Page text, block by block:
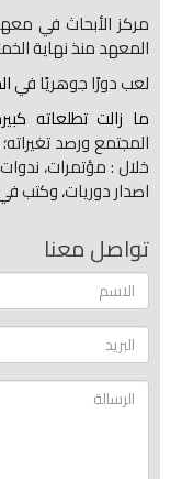
مركز الأبحاث في
المعهد منذ نهاية
لعب دورًا جوهريًا في
ما زالت تطلعاته
المجتمع ورصد
خلال : مؤتمرات،
اصدار دوريات، وكتب
تواصل معنا